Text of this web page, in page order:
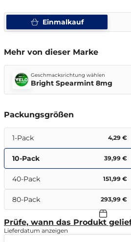
Einmalkauf
Mehr von dieser Marke
Geschmacksrichtung wählen
Bright Spearmint 8mg
Packungsgrößen
1-Pack 4,29 €
10-Pack 39,99 €
40-Pack 151,99 €
80-Pack 293,99 €
Prüfe, wann das Produkt
Lieferdatum anzeigen